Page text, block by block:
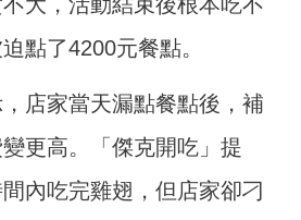
點了4200元餐點。
，店家當天漏點餐點後，補
變更高。「傑克開吃」提
內吃完雞翅，但店家卻刁